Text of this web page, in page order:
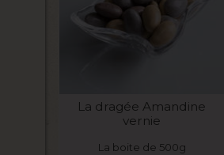
La dragée Amandine
vernie
La boite de 500g